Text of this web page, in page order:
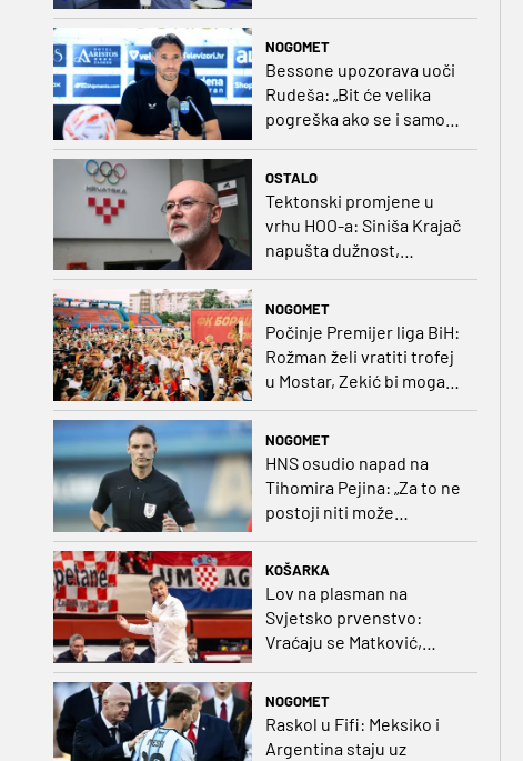
NOGOMET
Bessone upozorava uoči
Rudeša: „Bit će velika
pogreška ako se i samo
OSTALO
Tektonski promjene u
vrhu HOO-a: Siniša Krajač
napušta dužnost,
razriješeno i svih osam
NOGOMET
Počinje Premijer liga BiH:
Rožman želi vratiti trofej
u Mostar, Zekić bi mogao
biti iznenađenje
NOGOMET
HNS osudio napad na
Tihomira Pejina: „Za to ne
postoji niti može
KOŠARKA
Lov na plasman na
Svjetsko prvenstvo:
Vraćaju se Matković,
NOGOMET
Raskol u Fifi: Meksiko i
Argentina staju uz